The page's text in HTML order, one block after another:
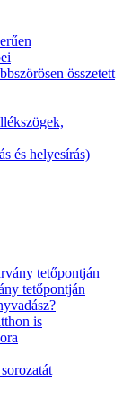
összetett
és helyesírás)
tetőpontján
is